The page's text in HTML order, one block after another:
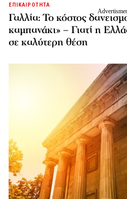
ΕΠΙΚΑΙΡΟΤΗΤΑ
Γαλλία: Το κόστος
καμπανάκι» – Γιατί η
σε καλύτερη θέση